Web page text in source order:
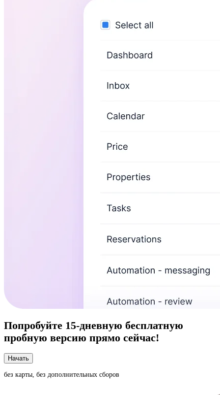
Попробуйте 15-дневную бесплатную
пробную версию прямо сейчас!
Начать
без карты, без дополнительных сборов